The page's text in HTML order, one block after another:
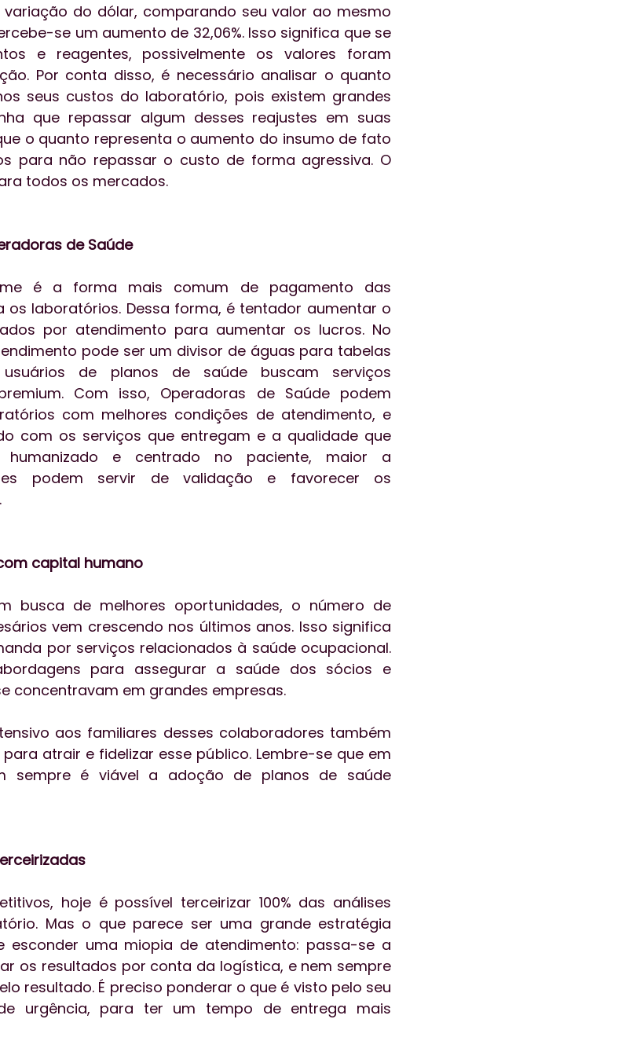
do dólar, comparando seu valor ao mesmo
se um aumento de 32,06%. Isso significa que se
e reagentes, possivelmente os valores foram
Por conta disso, é necessário analisar o quanto
seus custos do laboratório, pois existem grandes
que repassar algum desses reajustes em suas
o quanto representa o aumento do insumo de fato
para não repassar o custo de forma agressiva. O
todos os mercados.
de Saúde
é a forma mais comum de pagamento das
os laboratórios. Dessa forma, é tentador aumentar o
por atendimento para aumentar os lucros. No
pode ser um divisor de águas para tabelas
de planos de saúde buscam serviços
Com isso, Operadoras de Saúde podem
com melhores condições de atendimento, e
com os serviços que entregam e a qualidade que
humanizado e centrado no paciente, maior a
podem servir de validação e favorecer os
capital humano
busca de melhores oportunidades, o número de
vem crescendo nos últimos anos. Isso significa
por serviços relacionados à saúde ocupacional.
para assegurar a saúde dos sócios e
concentravam em grandes empresas.
aos familiares desses colaboradores também
atrair e fidelizar esse público. Lembre-se que em
sempre é viável a adoção de planos de saúde
hoje é possível terceirizar 100% das análises
Mas o que parece ser uma grande estratégia
esconder uma miopia de atendimento: passa-se a
os resultados por conta da logística, e nem sempre
resultado. É preciso ponderar o que é visto pelo seu
urgência, para ter um tempo de entrega mais